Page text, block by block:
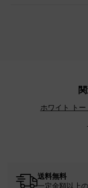
ホワイト ト
送料無料
一定金額以上